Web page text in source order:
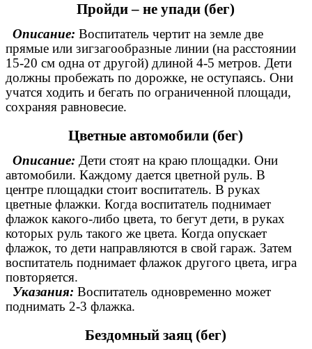
Пройди – не упади (бег)
Описание: Воспитатель чертит на земле две
прямые или зигзагообразные линии (на расстоянии
15-20 см одна от другой) длиной 4-5 метров. Дети
должны пробежать по дорожке, не оступаясь. Они
учатся ходить и бегать по ограниченной площади,
сохраняя равновесие.
Цветные автомобили (бег)
Описание: Дети стоят на краю площадки. Они
автомобили. Каждому дается цветной руль. В
центре площадки стоит воспитатель. В руках
цветные флажки. Когда воспитатель поднимает
флажок какого-либо цвета, то бегут дети, в руках
которых руль такого же цвета. Когда опускает
флажок, то дети направляются в свой гараж. Затем
воспитатель поднимает флажок другого цвета, игра
повторяется.
Указания: Воспитатель одновременно может
поднимать 2-3 флажка.
Бездомный заяц (бег)